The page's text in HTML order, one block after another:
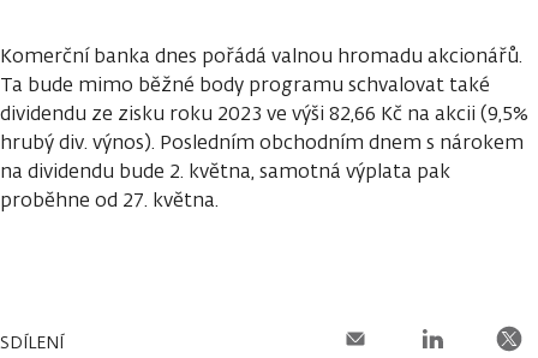
Komerční banka dnes pořádá valnou hromadu akcionářů.
Ta bude mimo běžné body programu schvalovat také
dividendu ze zisku roku 2023 ve výši 82,66 Kč na akcii (9,5%
hrubý div. výnos). Posledním obchodním dnem s nárokem
na dividendu bude 2. května, samotná výplata pak
proběhne od 27. května.
SDÍLENÍ